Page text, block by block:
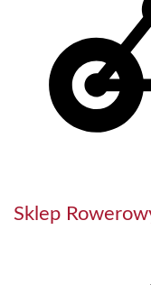
Sklep